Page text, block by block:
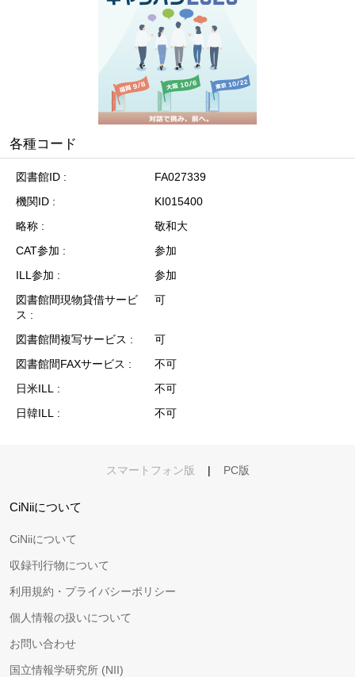
各種コード
図書館ID
FA027339
機関ID
KI015400
略称
敬和大
CAT参加
参加
ILL参加
参加
図書館間現物貸借サービ
ス
可
図書館間複写サービス
可
図書館間FAXサービス
不可
日米ILL
不可
日韓ILL
不可
スマートフォン版 | PC版
CiNiiについて
CiNiiについて
収録刊行物について
利用規約・プライバシーポリシー
個人情報の扱いについて
お問い合わせ
国立情報学研究所 (NII)